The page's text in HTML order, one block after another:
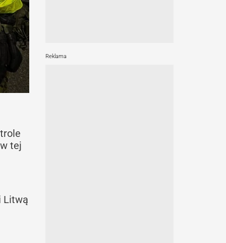
tej
Litwą
Reklama